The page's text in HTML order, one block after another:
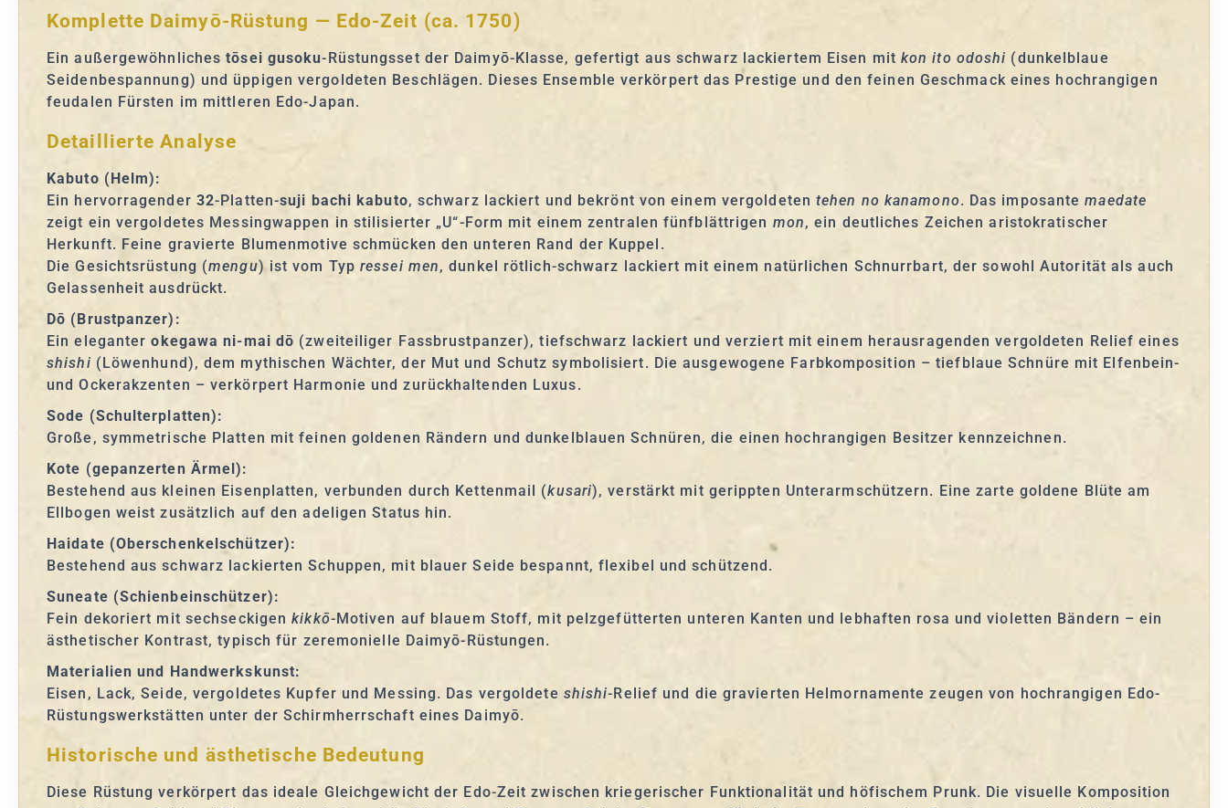
Komplette Daimyō-Rüstung — Edo-Zeit (ca. 1750)
Ein außergewöhnlichestōsei gusoku-Rüstungsset der Daimyō-Klasse, gefertigt aus schwarz lackiertem Eisen mit kon ito odoshi (dunkelblaue
Seidenbespannung) und üppigen vergoldeten Beschlägen. Dieses Ensemble verkörpert das Prestige und den feinen Geschmack eines hochrangigen
feudalen Fürsten im mittleren Edo-Japan.
Detaillierte Analyse
Kabuto (Helm):
Ein hervorragender 32-Platten-suji bachi kabuto, schwarz lackiert und bekrönt von einem vergoldetentehen no kanamono. Das imposantemaedate
zeigt ein vergoldetes Messingwappen in stilisierter „U“-Form mit einem zentralen fünfblättrigen mon, ein deutliches Zeichen aristokratischer
Herkunft. Feine gravierte Blumenmotive schmücken den unteren Rand der Kuppel.
Die Gesichtsrüstung (mengu) ist vom Typressei men, dunkel rötlich-schwarz lackiert mit einem natürlichen Schnurrbart, der sowohl Autorität als auch
Gelassenheit ausdrückt.
Dō (Brustpanzer):
Ein eleganterokegawa ni-mai dō (zweiteiliger Fassbrustpanzer), tiefschwarz lackiert und verziert mit einem herausragenden vergoldeten Relief eines
shishi (Löwenhund), dem mythischen Wächter, der Mut und Schutz symbolisiert. Die ausgewogene Farbkomposition – tiefblaue Schnüre mit Elfenbein-
und Ockerakzenten – verkörpert Harmonie und zurückhaltenden Luxus.
Sode (Schulterplatten):
Große, symmetrische Platten mit feinen goldenen Rändern und dunkelblauen Schnüren, die einen hochrangigen Besitzer kennzeichnen.
Kote (gepanzerten Ärmel):
Bestehend aus kleinen Eisenplatten, verbunden durch Kettenmail (kusari), verstärkt mit gerippten Unterarmschützern. Eine zarte goldene Blüte am
Ellbogen weist zusätzlich auf den adeligen Status hin.
Haidate (Oberschenkelschützer):
Bestehend aus schwarz lackierten Schuppen, mit blauer Seide bespannt, flexibel und schützend.
Suneate (Schienbeinschützer):
Fein dekoriert mit sechseckigenkikkō-Motiven auf blauem Stoff, mit pelzgefütterten unteren Kanten und lebhaften rosa und violetten Bändern – ein
ästhetischer Kontrast, typisch für zeremonielle Daimyō-Rüstungen.
Materialien und Handwerkskunst:
Eisen, Lack, Seide, vergoldetes Kupfer und Messing. Das vergoldete shishi-Relief und die gravierten Helmornamente zeugen von hochrangigen Edo-
Rüstungswerkstätten unter der Schirmherrschaft eines Daimyō.
Historische und ästhetische Bedeutung
Diese Rüstung verkörpert das ideale Gleichgewicht der Edo-Zeit zwischen kriegerischer Funktionalität und höfischem Prunk. Die visuelle Komposition